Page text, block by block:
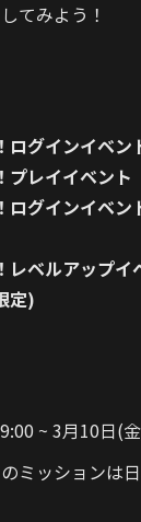
てみよう！
ログインイベン
プレイイベント
ログインイベ
レベルアップ
定)
~ 3月10日(
ミッションは